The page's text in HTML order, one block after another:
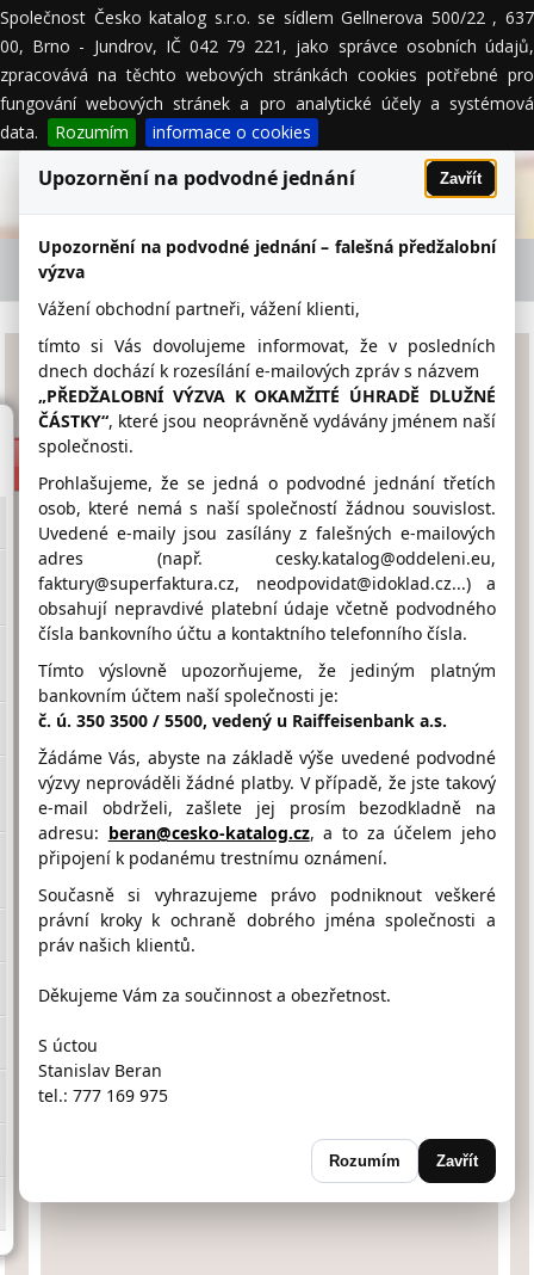
Společnost Česko katalog s.r.o. se sídlem Gellnerova 500/22 , 637
00, Brno - Jundrov, IČ 042 79 221, jako správce osobních údajů,
zpracovává na těchto webových stránkách cookies potřebné pro
fungování webových stránek a pro analytické účely a systémová
data.
Rozumím informace o cookies
MENU
LUBRYCO Holding SE - firemní detail
LUBRYCO Holding SE
www.lubryco.cz
775 798 136
lubryco@lubryco.cz
Hodnocení firmy LUBRYCO
Holding SE od návštěvníků
Firma doposud nasbírala:
0 Bodů
1 Bod 2 Body 3 Body
Umístění LUBRYCO Holding SE na Google maps
Upozornění na podvodné jednání Zavřít
Upozornění na podvodné jednání – falešná předžalobní
výzva
Vážení obchodní partneři, vážení klienti,
tímto si Vás dovolujeme informovat, že v posledních
dnech dochází k rozesílání e-mailových zpráv s názvem
„PŘEDŽALOBNÍ VÝZVA K OKAMŽITÉ ÚHRADĚ DLUŽNÉ
ČÁSTKY“, které jsou neoprávněně vydávány jménem naší
společnosti.
Prohlašujeme, že se jedná o podvodné jednání třetích
osob, které nemá s naší společností žádnou souvislost.
Uvedené e-maily jsou zasílány z falešných e-mailových
adres (např. cesky.katalog@oddeleni.eu,
faktury@superfaktura.cz, neodpovidat@idoklad.cz...) a
obsahují nepravdivé platební údaje včetně podvodného
čísla bankovního účtu a kontaktního telefonního čísla.
Tímto výslovně upozorňujeme, že jediným platným
bankovním účtem naší společnosti je:
č. ú. 350 3500 / 5500, vedený u Raiffeisenbank a.s.
Žádáme Vás, abyste na základě výše uvedené podvodné
výzvy neprováděli žádné platby. V případě, že jste takový
e-mail obdrželi, zašlete jej prosím bezodkladně na
adresu: beran@cesko-katalog.cz, a to za účelem jeho
připojení k podanému trestnímu oznámení.
Současně si vyhrazujeme právo podniknout veškeré
právní kroky k ochraně dobrého jména společnosti a
práv našich klientů.
Děkujeme Vám za součinnost a obezřetnost.
S úctou
Stanislav Beran
tel.: 777 169 975
Rozumím Zavřít